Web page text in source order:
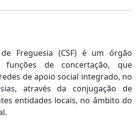
Freguesia (CSF) é um órgão
funções de concertação, que
de apoio social integrado, no
através da conjugação de
entidades locais, no âmbito do